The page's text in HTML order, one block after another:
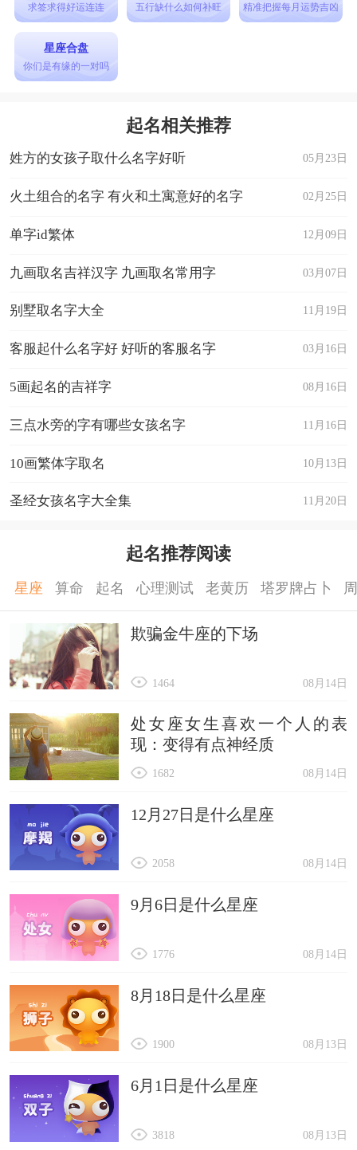
求签求得好运连连 五行缺什么如何补旺 精准把握每月运势吉凶
星座合盘
你们是有缘的一对吗
起名相关推荐
05月23日
姓方的女孩子取什么名字好听
02月25日
火土组合的名字 有火和土寓意好的名字
12月09日
单字id繁体
03月07日
九画取名吉祥汉字 九画取名常用字
11月19日
别墅取名字大全
03月16日
客服起什么名字好 好听的客服名字
08月16日
5画起名的吉祥字
11月16日
三点水旁的字有哪些女孩名字
10月13日
10画繁体字取名
11月20日
圣经女孩名字大全集
起名推荐阅读
星座 算命 起名 心理测试 老黄历 塔罗牌占卜
欺骗金牛座的下场
08月14日
1464
处女座女生喜欢一个人的表
现：变得有点神经质
08月14日
1682
12月27日是什么星座
08月14日
2058
9月6日是什么星座
08月14日
1776
8月18日是什么星座
08月13日
1900
6月1日是什么星座
08月13日
3818